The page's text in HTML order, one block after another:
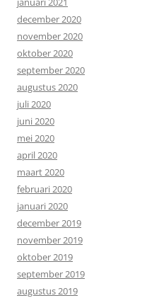
december 2020
november 2020
oktober 2020
september 2020
augustus 2020
juli 2020
juni 2020
mei 2020
april 2020
maart 2020
februari 2020
januari 2020
december 2019
november 2019
oktober 2019
september 2019
augustus 2019